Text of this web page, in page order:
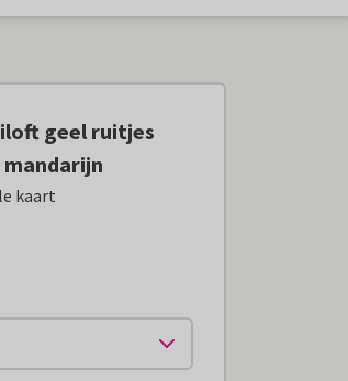
geel ruitjes
kaart